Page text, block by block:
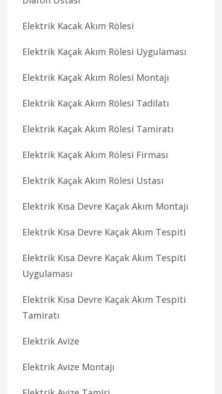
Elektrik Kacak Akım Rölesi
Elektrik Kaçak Akım Rölesi Uygulaması
Elektrik Kaçak Akım Rölesi Montajı
Elektrik Kaçak Akım Rölesi Tadilatı
Elektrik Kaçak Akım Rölesi Tamiratı
Elektrik Kaçak Akım Rölesi Firması
Elektrik Kaçak Akım Rölesi Ustası
Elektrik Kısa Devre Kaçak Akım Montajı
Elektrik Kısa Devre Kaçak Akım Tespiti
Elektrik Kısa Devre Kaçak Akım Tespiti
Uygulaması
Elektrik Kısa Devre Kaçak Akım Tespiti
Tamiratı
Elektrik Avize
Elektrik Avize Montajı